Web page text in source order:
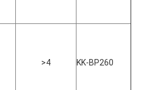
>4 KK-BP260